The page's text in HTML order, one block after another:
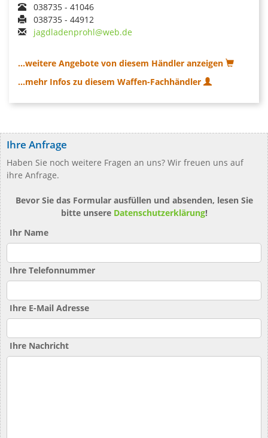
038735 - 41046
038735 - 44912
jagdladenprohl@web.de
...weitere Angebote von diesem Händler anzeigen
...mehr Infos zu diesem Waffen-Fachhändler
Ihre Anfrage
Haben Sie noch weitere Fragen an uns? Wir freuen uns auf
ihre Anfrage.
Bevor Sie das Formular ausfüllen und absenden, lesen Sie
bitte unsere Datenschutzerklärung!
Ihr Name
Ihre Telefonnummer
Ihre E-Mail Adresse
Ihre Nachricht